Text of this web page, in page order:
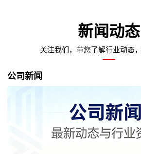
新闻动态
关注我们，带您了解行业动态，
公司新闻